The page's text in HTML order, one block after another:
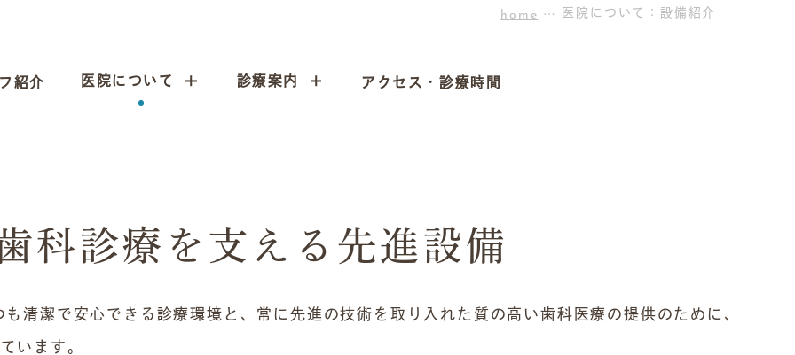
home 医院について：設備紹介
紹介 医院について 診療案内 アクセス・ 診療時間
科診療を 支える先進設備
清潔で安心できる診療環境と、 常に先進の技術を取り入れた質の高い歯科医療の提供のために、
います。